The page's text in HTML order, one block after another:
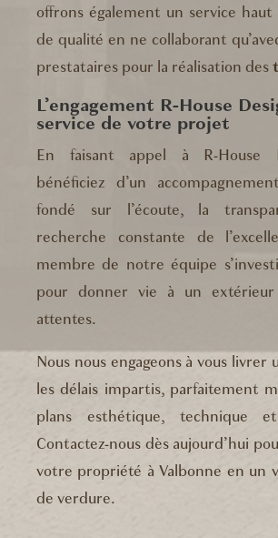
offrons également un service
de qualité en ne collaborant
prestataires pour la réalisation des
L’engagement R-House
service de votre projet
En faisant appel à R-House
bénéficiez d’un
fondé sur l’écoute, la
recherche constante de
membre de notre équipe
pour donner vie à un
attentes.
Nous nous engageons à vous livrer
les délais impartis, parfaitement
plans esthétique, technique
Contactez-nous dès aujourd’hui
votre propriété à Valbonne en un
de verdure.